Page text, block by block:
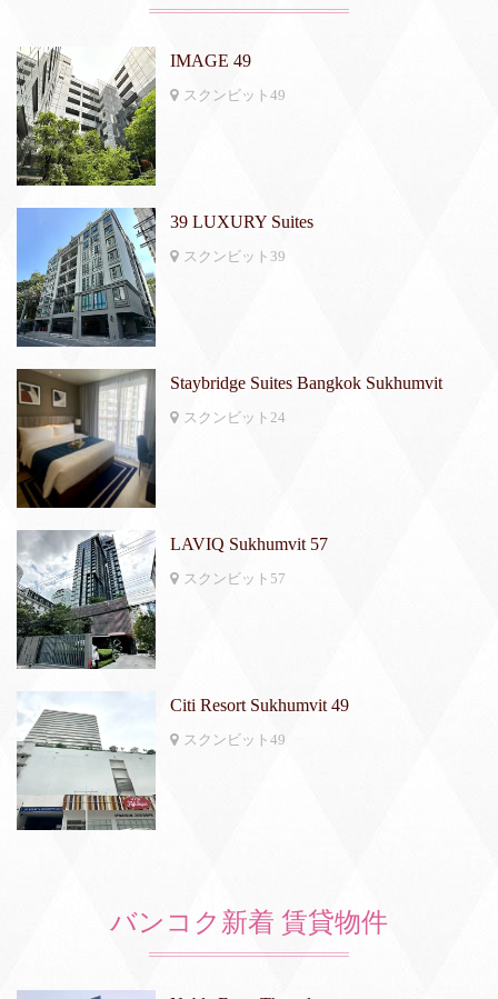
IMAGE 49
スクンビット49
39 LUXURY Suites
スクンビット39
Staybridge Suites Bangkok Sukhumvit
スクンビット24
LAVIQ Sukhumvit 57
スクンビット57
Citi Resort Sukhumvit 49
スクンビット49
バンコク新着 賃貸物件